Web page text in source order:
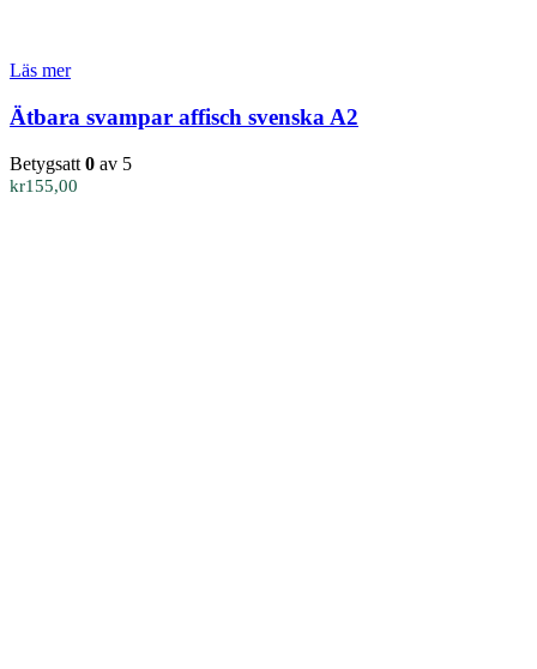
Läs mer
Ätbara svampar affisch svenska A2
Betygsatt 0 av 5
kr155,00